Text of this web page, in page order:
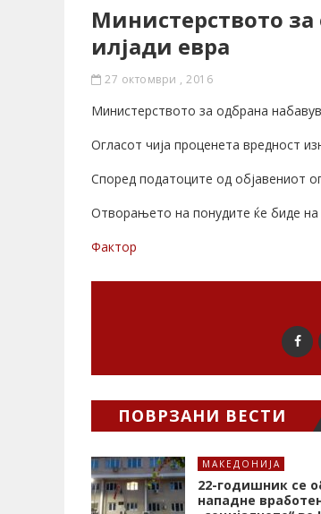
Министерството за
илјади евра
27 октомври , 2016
Министерството за одбрана
Огласот чија проценета вредност
Според податоците од објавениот
Отворањето на понудите ќе биде на
Фактор
ПОВРЗАНИ ВЕСТИ
МАКЕДОНИЈА
22-годишник се
нападне